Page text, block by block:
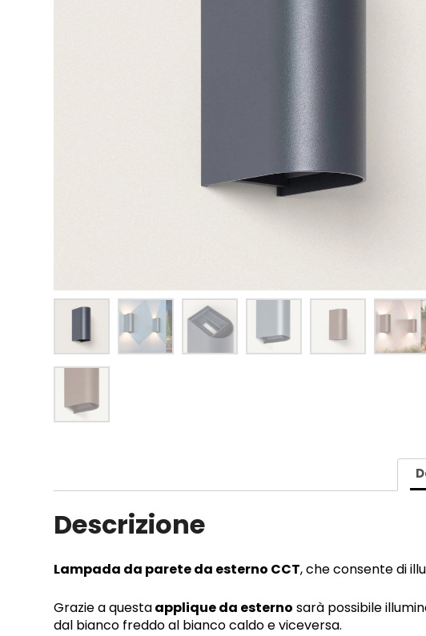
Descrizione
Lampada da parete da esterno CCT, che consente di
Grazie a questaapplique da esterno sarà possibile
dal bianco freddo al bianco caldo e viceversa.